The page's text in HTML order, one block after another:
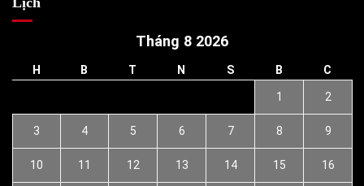
Tháng 8 2026
H B T N S B C
1 2
3 4 5 6 7 8 9
10 11 12 13 14 15 16